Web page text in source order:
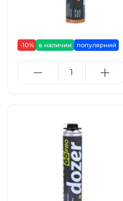
-10% в наличии популярний